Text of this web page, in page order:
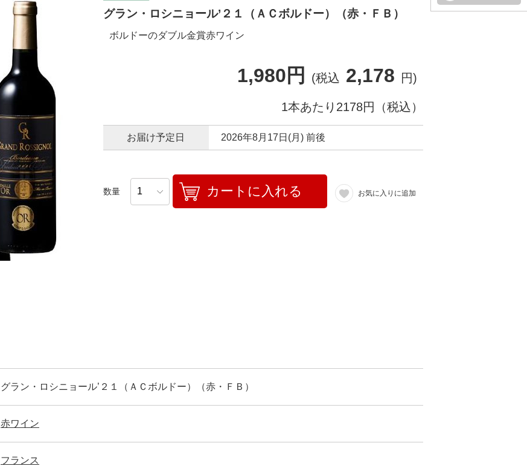
グラン・ロシニョール’２１（ＡＣボルドー）（赤・ＦＢ）
ボルドーのダブル金賞赤ワイン
1,980円 (税込 2,178 円)
1本あたり2178円（税込）
お届け予定日 2026年8月17日(月) 前後
数量 カートに入れる お気に入りに追加
グラン・ロシニョール’２１（ＡＣボルドー）（赤・ＦＢ）
赤ワイン
フランス